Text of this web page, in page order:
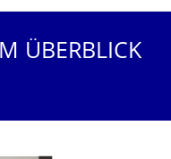
ÜBERBLICK